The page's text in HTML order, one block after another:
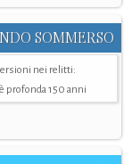
SOMMERSO
nei relitti:
profonda 150 anni